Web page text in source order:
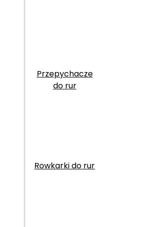
Przepychacze
do rur
Rowkarki do rur